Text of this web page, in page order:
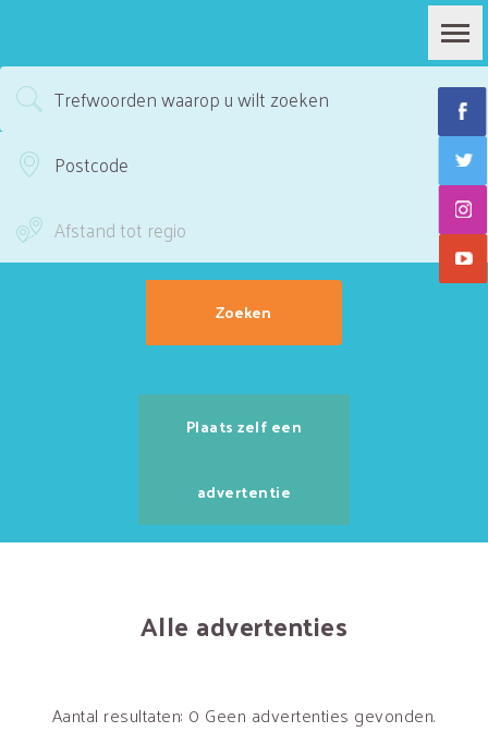
Plaats zelf een
advertentie
Alle advertenties
Aantal resultaten: 0 Geen advertenties gevonden.